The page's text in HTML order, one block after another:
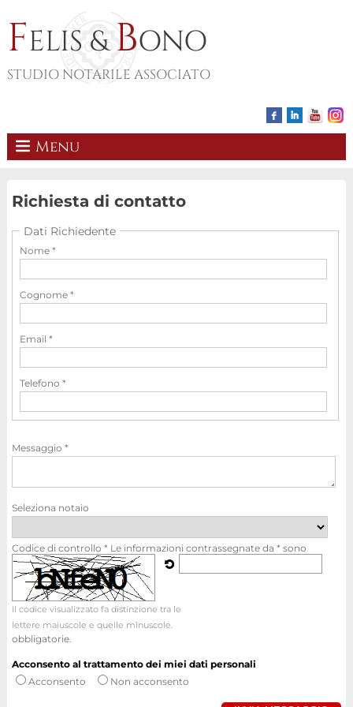
FELIS &BONO
STUDIO NOTARILE ASSOCIATO
Menu
Richiesta di contatto
Dati Richiedente
Nome *
Cognome *
Email *
Telefono *
Messaggio *
Seleziona notaio
Codice di controllo *
Il codice visualizzato fa distinzione tra le
lettere maiuscole e quelle minuscole.
Le informazioni contrassegnate da * sono
obbligatorie.
Acconsento al trattamento dei miei dati personali
Acconsento
Non acconsento